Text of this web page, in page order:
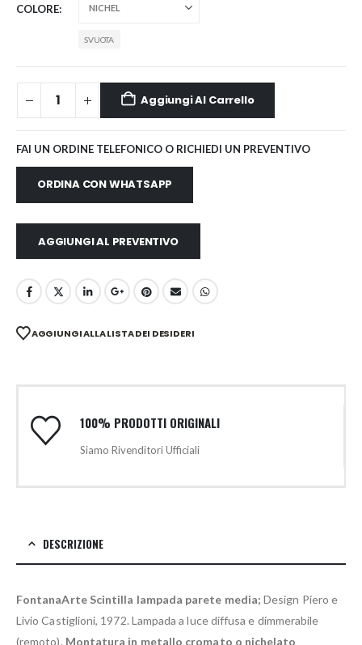
COLORE
SVUOTA
Aggiungi Al Carrello
FAI UN ORDINE TELEFONICO O RICHIEDI UN PREVENTIVO
ORDINA CON WHATSAPP
AGGIUNGI AL PREVENTIVO
AGGIUNGI ALLA LISTA DEI DESIDERI
100% PRODOTTI ORIGINALI
Siamo Rivenditori Ufficiali
DESCRIZIONE
FontanaArte Scintilla lampada parete media; Design Piero e
Livio Castiglioni, 1972. Lampada a luce diffusa e dimmerabile
(remoto). Montatura in metallo cromato o nichelato